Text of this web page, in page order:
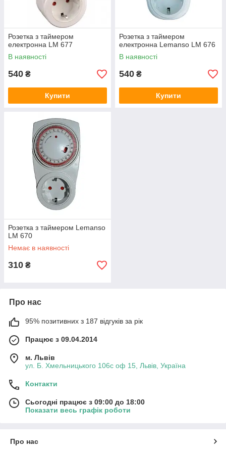
Розетка з таймером
електронна LM 677
В наявності
540 ₴
Купити
Розетка з таймером
електронна Lemanso LM 676
В наявності
540 ₴
Купити
Розетка з таймером Lemanso
LM 670
Немає в наявності
310 ₴
Про нас
95% позитивних з 187 відгуків за рік
Працює з 09.04.2014
м. Львів
ул. Б. Хмельницького 106с оф 15, Львів, Україна
Контакти
Сьогодні працює з 09:00 до 18:00
Показати весь графік роботи
Про нас